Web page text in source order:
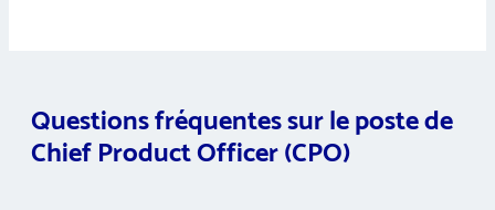
Questions fréquentes sur le poste de
Chief Product Officer (CPO)